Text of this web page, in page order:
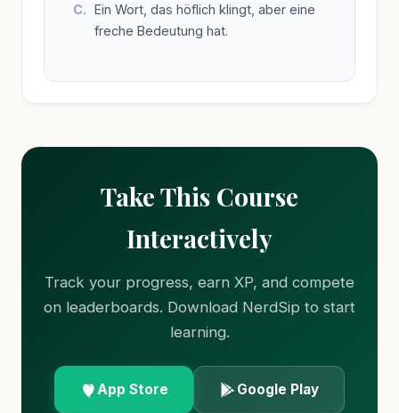
Ein Wort, das höflich klingt, aber eine
freche Bedeutung hat.
Take This Course
Interactively
Track your progress, earn XP, and compete
on leaderboards. Download NerdSip to start
learning.
App Store Google Play